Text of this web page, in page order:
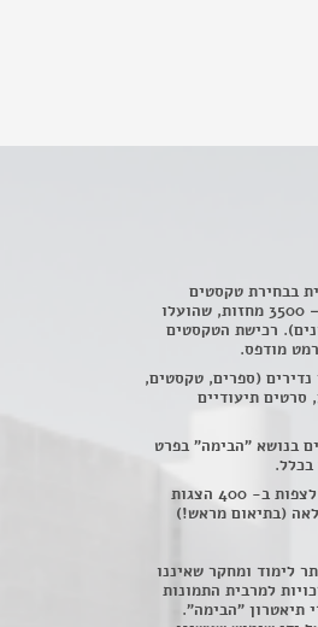
בבחירת טקסטים
ומונולוגים (מתוך למעלה מ – 3500 מחזות, שהועלו
רכישת הטקסטים
מודפס.
(ספרים, טקסטים,
תיעודיים
בנושא "הבימה" בפרט
בכלל.
חדר הצפייה מרווח ובו ניתן לצפות ב- 400 הצגות
(בתיאום מראש!)
לימוד ומחקר שאיננו
למרבית התמונות
תיאטרון "הבימה".